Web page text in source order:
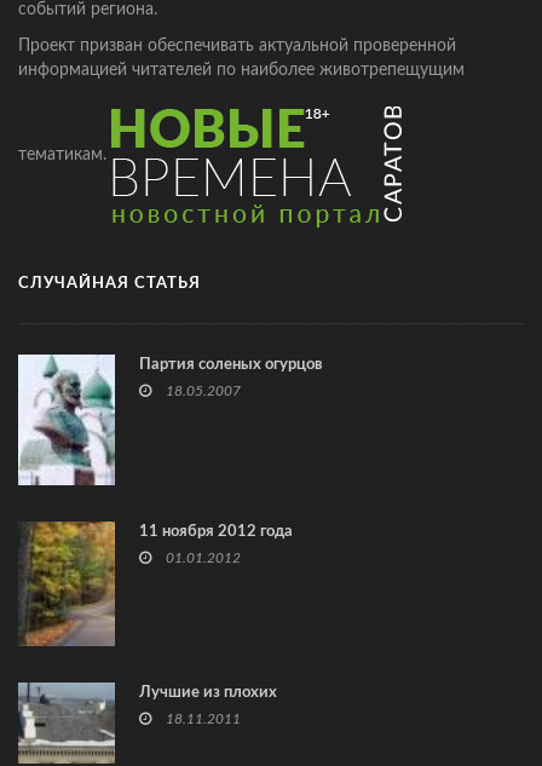
событий региона.
Проект призван обеспечивать актуальной проверенной
информацией читателей по наиболее животрепещущим
тематикам.
СЛУЧАЙНАЯ СТАТЬЯ
Партия соленых огурцов
18.05.2007
11 ноября 2012 года
01.01.2012
Лучшие из плохих
18.11.2011